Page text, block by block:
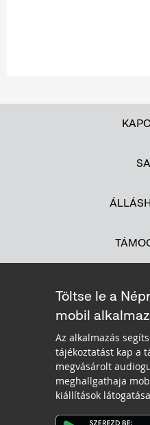
Töltse le a
mobil
Az alkalmazás
tájékoztatást kap a
megvásárolt
meghallgathaja
kiállítások